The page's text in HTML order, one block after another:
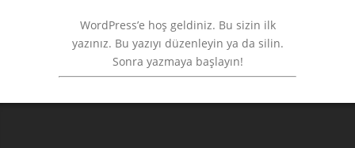
WordPress’e hoş geldiniz. Bu sizin ilk
yazınız. Bu yazıyı düzenleyin ya da silin.
Sonra yazmaya başlayın!